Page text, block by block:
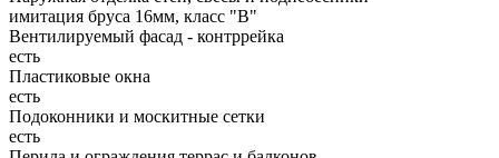
имитация бруса 16мм, класс "В"
Вентилируемый фасад - контррейка
есть
Пластиковые окна
есть
Подоконники и москитные сетки
есть